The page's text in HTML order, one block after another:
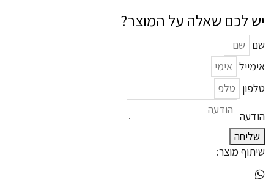
יש לכם שאלה על המוצר?
שם
אימייל
טלפון
הודעה
שליחה
שיתוף מוצר: